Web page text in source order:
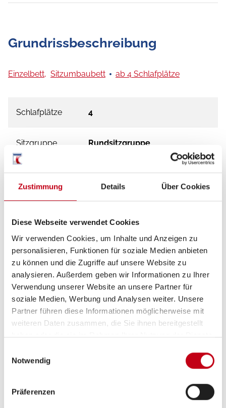
Zustimmung Details Über Cookies
Diese Webseite verwendet Cookies
Wir verwenden Cookies, um Inhalte und Anzeigen zu
personalisieren, Funktionen für soziale Medien anbieten
zu können und die Zugriffe auf unsere Website zu
analysieren. Außerdem geben wir Informationen zu Ihrer
Verwendung unserer Website an unsere Partner für
soziale Medien, Werbung und Analysen weiter. Unsere
Partner führen diese Informationen möglicherweise mit
weiteren Daten zusammen, die Sie ihnen bereitgestellt
haben oder die sie im Rahmen Ihrer Nutzung der Dienste
Notwendig
Präferenzen
Grundrissbeschreibung
Einzelbett, Sitzumbaubett ab 4 Schlafplätze
Schlafplätze 4
Sitzgruppe Rundsitzgruppe
Infrastruktur Küche
Beschreibung
Modelljahr:2026
Bezüge:
Dusk
SONDERAUSSTATTUNG